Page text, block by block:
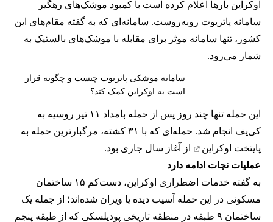
اوکراین بارها اعلام کرده است با کمبود موشک‌های رهگیر
سامانه پاتریوت روبه‌روست. سامانه‌ای که به گفته مقام‌های این
کشور، تنها سامانه موثر برای مقابله با موشک‌های بالستیک به
شمار می‌رود.
سامانه موشکی پاتریوت چیست و چگونه قرار
است به اوکراین کمک کند؟
این حمله تنها چند روز پس از حمله بامداد ۱۱ تیر روسیه به
کی‌یف انجام شد. حمله‌ای که با ۳۱ کشته،
مرگبارترین حمله به
پایتخت اوکراین
از آغاز سال جاری بود.
عملیات نجات ادامه دارد
به گفته خدمات اضطراری اوکراین، دست‌کم ۱۵ ساختمان
مسکونی در این حمله آسیب دیده یا ویران شده‌اند؛ از جمله یک
ساختمان ۹ طبقه در منطقه تاریخی پودیلسکی که از طبقه پنجم